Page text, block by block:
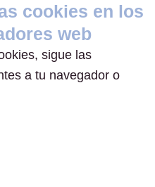
cookies en los
web
sigue las
a tu navegador o